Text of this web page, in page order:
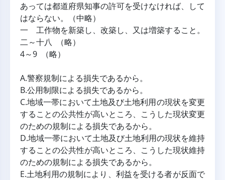
あっては都道府県知事の許可を受けなければ、して
はならない。（中略）
一 工作物を新築し、改築し、又は増築すること。
二～十八 （略）
4～9 （略）
A.警察規制による損失であるから。
B.公用制限による損失であるから。
C.地域一帯において土地及び土地利用の現状を変更
することの公共性が高いところ、こうした現状変更
のための規制による損失であるから。
D.地域一帯において土地及び土地利用の現状を維持
することの公共性が高いところ、こうした現状維持
のための規制による損失であるから。
E.土地利用の規制により、利益を受ける者が反面で